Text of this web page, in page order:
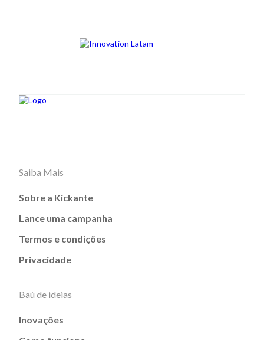
Saiba Mais
Sobre a Kickante
Lance uma campanha
Termos e condições
Privacidade
Baú de ideias
Inovações